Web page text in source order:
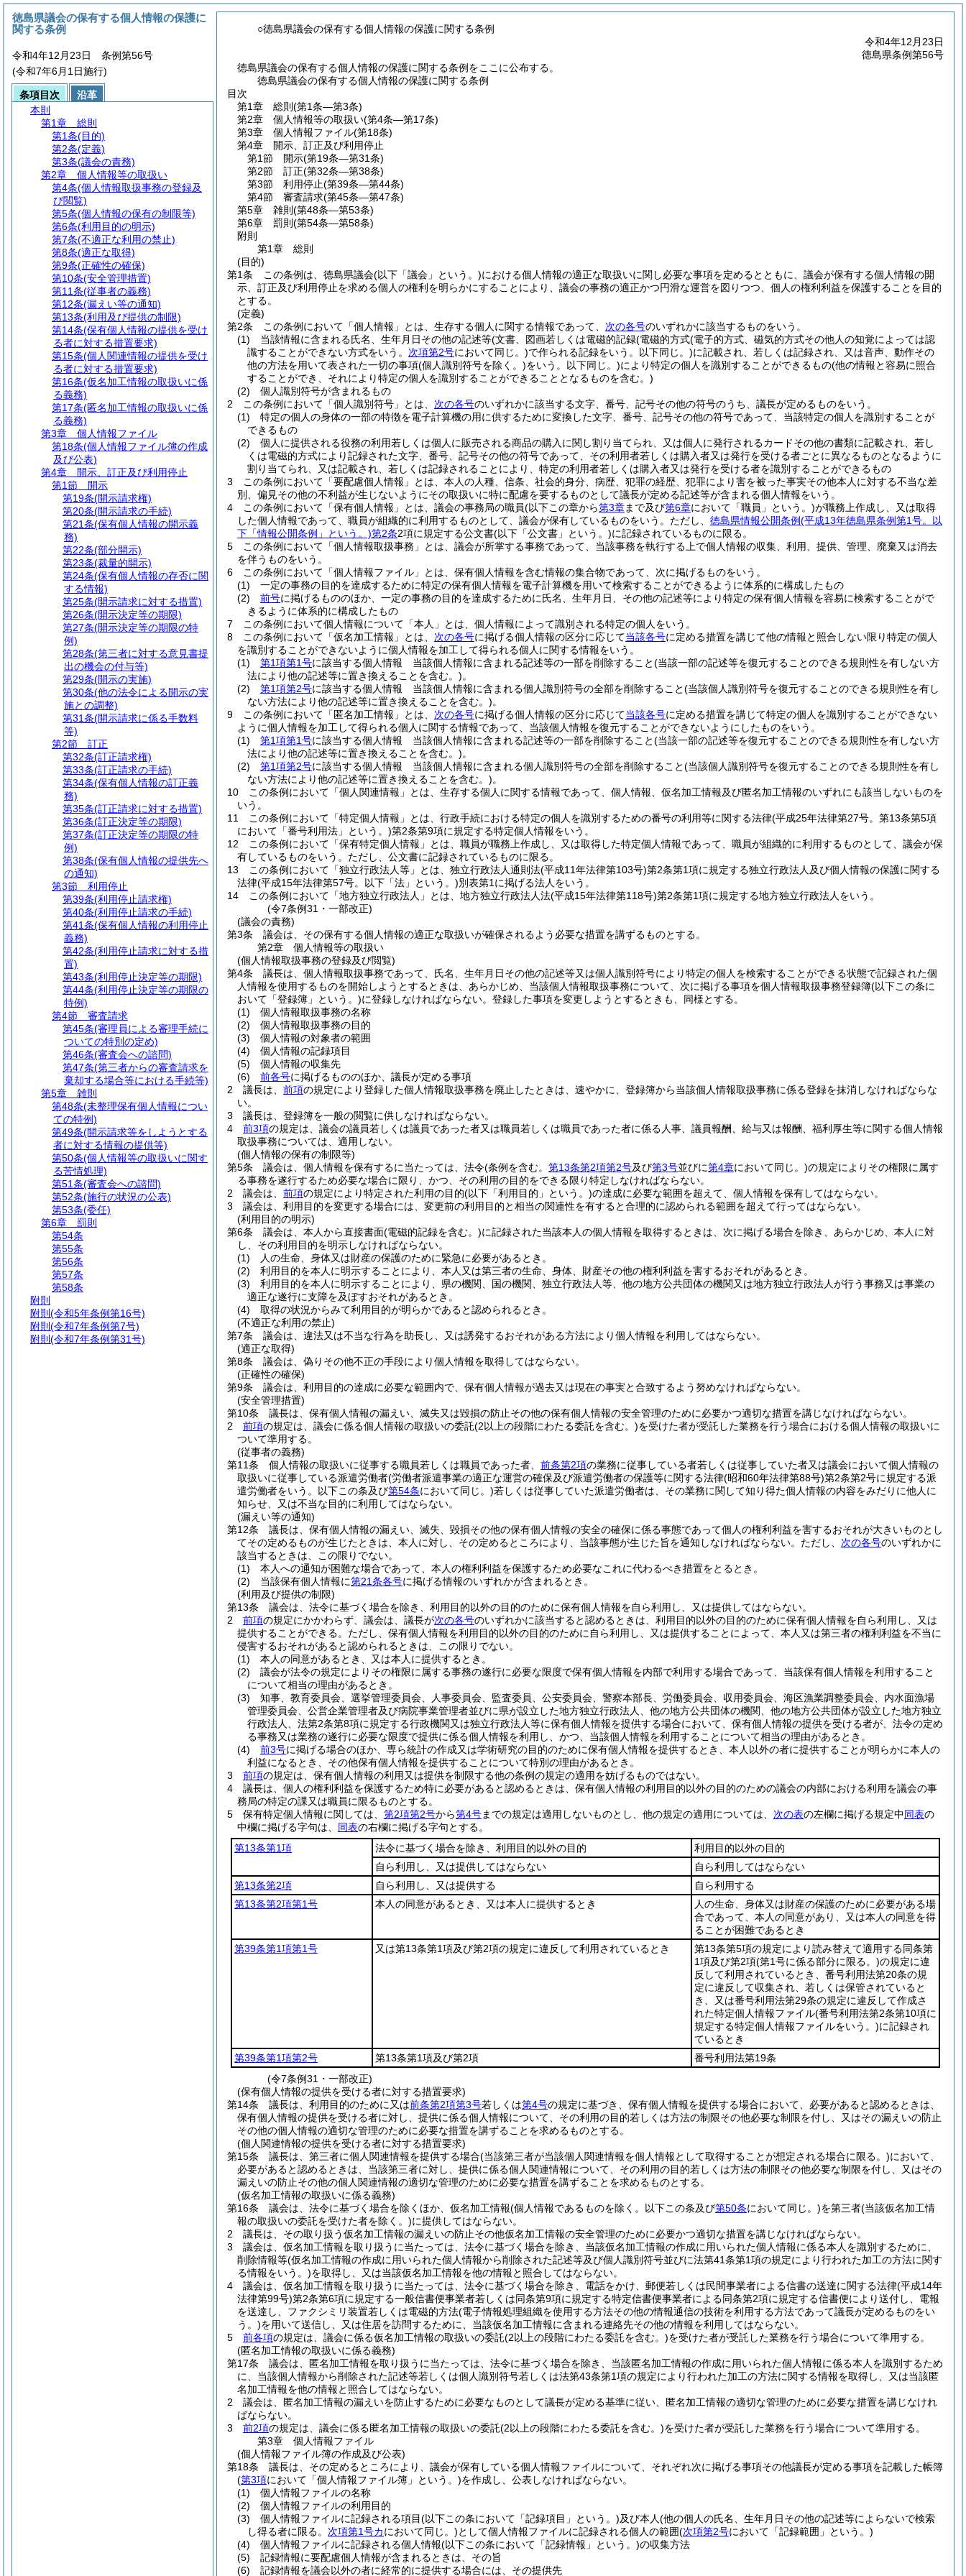
○徳島県議会の保有する個人情報の保護に関する条例
令和4年12月23日
徳島県条例第56号
徳島県議会の保有する個人情報の保護に関する条例をここに公布する。
徳島県議会の保有する個人情報の保護に関する条例
目次
第1章
総則 (第1条―第3条)
第2章
個人情報等の取扱い(第4条―第17条)
第3章
個人情報ファイル(第18条)
第4章
開示、訂正及び利用停止
第1節
開示(第19条―第31条)
第2節
訂正(第32条―第38条)
第3節
利用停止(第39条―第44条)
第4節
審査請求(第45条―第47条)
第5章
雑則 (第48条―第53条)
第6章
罰則 (第54条―第58条)
附則
第1章
総則
(目的)
第1条
この条例は、徳島県議会(以下「議会」という。)における個人情報の適正な取扱いに関し必要な事項を定めるとともに、議会が保有する個人情報の開
示、訂正及び利用停止を求める個人の権利を明らかにすることにより、議会の事務の適正かつ円滑な運営を図りつつ、個人の権利利益を保護することを目的
とする。
(定義)
第2条
この条例において「個人情報」とは、生存する個人に関する情報であって、 次の各号のいずれかに該当するものをいう。
(1)
当該情報に含まれる氏名、生年月日その他の記述等(文書、図画若しくは電磁的記録(電磁的方式(電子的方式、磁気的方式その他人の知覚によっては認
識することができない方式をいう。 次項第2号において同じ。)で作られる記録をいう。以下同じ。)に記載され、若しくは記録され、又は音声、動作その
他の方法を用いて表された一切の事項(個人識別符号を除く。)をいう。以下同じ。)により特定の個人を識別することができるもの(他の情報と容易に照合
することができ、それにより特定の個人を識別することができることとなるものを含む。)
(2)
個人識別符号が含まれるもの
2
この条例において「個人識別符号」とは、 次の各号のいずれかに該当する文字、番号、記号その他の符号のうち、議長が定めるものをいう。
(1)
特定の個人の身体の一部の特徴を電子計算機の用に供するために変換した文字、番号、記号その他の符号であって、当該特定の個人を識別することが
できるもの
(2)
個人に提供される役務の利用若しくは個人に販売される商品の購入に関し割り当てられ、又は個人に発行されるカードその他の書類に記載され、若し
くは電磁的方式により記録された文字、番号、記号その他の符号であって、その利用者若しくは購入者又は発行を受ける者ごとに異なるものとなるように
割り当てられ、又は記載され、若しくは記録されることにより、特定の利用者若しくは購入者又は発行を受ける者を識別することができるもの
3
この条例において「要配慮個人情報」とは、本人の人種、信条、社会的身分、病歴、犯罪の経歴、犯罪により害を被った事実その他本人に対する不当な差
別、偏見その他の不利益が生じないようにその取扱いに特に配慮を要するものとして議長が定める記述等が含まれる個人情報をいう。
4
この条例において「保有個人情報」とは、議会の事務局の職員(以下この章から第3章まで及び第6章において「職員」という。)が職務上作成し、又は取得
した個人情報であって、職員が組織的に利用するものとして、議会が保有しているものをいう。 ただし、 徳島県情報公開条例(平成13年徳島県条例第1号。以
下「情報公開条例」という。)第2条2項に規定する公文書(以下「公文書」という。)に記録されているものに限る。
5
この条例において「個人情報取扱事務」とは、議会が所掌する事務であって、当該事務を執行する上で個人情報の収集、利用、提供、管理、廃棄又は消去
を伴うものをいう。
6
この条例において「個人情報ファイル」とは、保有個人情報を含む情報の集合物であって、次に掲げるものをいう。
(1)
一定の事務の目的を達成するために特定の保有個人情報を電子計算機を用いて検索することができるように体系的に構成したもの
(2)
前号に掲げるもののほか、一定の事務の目的を達成するために氏名、生年月日、その他の記述等により特定の保有個人情報を容易に検索することがで
きるように体系的に構成したもの
7
この条例において個人情報について「本人」とは、個人情報によって識別される特定の個人をいう。
8
この条例において「仮名加工情報」とは、 次の各号に掲げる個人情報の区分に応じて当該各号に定める措置を講じて他の情報と照合しない限り特定の個人
を識別することができないように個人情報を加工して得られる個人に関する情報をいう。
(1)
第1項第1号に該当する個人情報 当該個人情報に含まれる記述等の一部を削除すること(当該一部の記述等を復元することのできる規則性を有しない方
法により他の記述等に置き換えることを含む。)。
(2)
第1項第2号に該当する個人情報 当該個人情報に含まれる個人識別符号の全部を削除すること(当該個人識別符号を復元することのできる規則性を有し
ない方法により他の記述等に置き換えることを含む。)。
9
この条例において「匿名加工情報」とは、 次の各号に掲げる個人情報の区分に応じて当該各号に定める措置を講じて特定の個人を識別することができない
ように個人情報を加工して得られる個人に関する情報であって、当該個人情報を復元することができないようにしたものをいう。
(1)
第1項第1号に該当する個人情報 当該個人情報に含まれる記述等の一部を削除すること(当該一部の記述等を復元することのできる規則性を有しない方
法により他の記述等に置き換えることを含む。)。
(2)
第1項第2号に該当する個人情報 当該個人情報に含まれる個人識別符号の全部を削除すること(当該個人識別符号を復元することのできる規則性を有し
ない方法により他の記述等に置き換えることを含む。)。
10
この条例において「個人関連情報」とは、生存する個人に関する情報であって、個人情報、仮名加工情報及び匿名加工情報のいずれにも該当しないものを
いう。
11
この条例において「特定個人情報」とは、行政手続における特定の個人を識別するための番号の利用等に関する法律(平成25年法律第27号。第13条第5項
において「番号利用法」という。)第2条第9項に規定する特定個人情報をいう。
12
この条例において「保有特定個人情報」とは、職員が職務上作成し、又は取得した特定個人情報であって、職員が組織的に利用するものとして、議会が保
有しているものをいう。 ただし、公文書に記録されているものに限る。
13
この条例において「独立行政法人等」とは、独立行政法人通則法(平成11年法律第103号)第2条第1項に規定する独立行政法人及び個人情報の保護に関する
法律(平成15年法律第57号。以下「法」という。)別表第1に掲げる法人をいう。
14
この条例において「地方独立行政法人」とは、地方独立行政法人法(平成15年法律第118号)第2条第1項に規定する地方独立行政法人をいう。
(令7条例31・一部改正)
(議会の責務)
第3条
議会は、その保有する個人情報の適正な取扱いが確保されるよう必要な措置を講ずるものとする。
第2章
個人情報等の取扱い
(個人情報取扱事務の登録及び閲覧)
第4条
議長は、個人情報取扱事務であって、氏名、生年月日その他の記述等又は個人識別符号により特定の個人を検索することができる状態で記録された個
人情報を使用するものを開始しようとするときは、あらかじめ、当該個人情報取扱事務について、次に掲げる事項を個人情報取扱事務登録簿(以下この条に
おいて「登録簿」という。)に登録しなければならない。 登録した事項を変更しようとするときも、同様とする。
(1)
個人情報取扱事務の名称
(2)
個人情報取扱事務の目的
(3)
個人情報の対象者の範囲
(4)
個人情報の記録項目
(5)
個人情報の収集先
(6)
前各号に掲げるもののほか、議長が定める事項
2
議長は、 前項の規定により登録した個人情報取扱事務を廃止したときは、速やかに、登録簿から当該個人情報取扱事務に係る登録を抹消しなければならな
い。
3
議長は、登録簿を一般の閲覧に供しなければならない。
4
前3項の規定は、議会の議員若しくは議員であった者又は職員若しくは職員であった者に係る人事、議員報酬、給与又は報酬、福利厚生等に関する個人情報
取扱事務については、適用しない。
(個人情報の保有の制限等)
第5条
議会は、個人情報を保有するに当たっては、法令(条例を含む。 第13条第2項第2号及び第3号並びに第4章において同じ。)の規定によりその権限に属す
る事務を遂行するため必要な場合に限り、かつ、その利用の目的をできる限り特定しなければならない。
2
議会は、 前項の規定により特定された利用の目的(以下「利用目的」という。)の達成に必要な範囲を超えて、個人情報を保有してはならない。
3
議会は、利用目的を変更する場合には、変更前の利用目的と相当の関連性を有すると合理的に認められる範囲を超えて行ってはならない。
(利用目的の明示)
第6条
議会は、本人から直接書面(電磁的記録を含む。)に記録された当該本人の個人情報を取得するときは、次に掲げる場合を除き、あらかじめ、本人に対
し、その利用目的を明示しなければならない。
(1)
人の生命、身体又は財産の保護のために緊急に必要があるとき。
(2)
利用目的を本人に明示することにより、本人又は第三者の生命、身体、財産その他の権利利益を害するおそれがあるとき。
(3)
利用目的を本人に明示することにより、県の機関、国の機関、独立行政法人等、他の地方公共団体の機関又は地方独立行政法人が行う事務又は事業の
適正な遂行に支障を及ぼすおそれがあるとき。
(4)
取得の状況からみて利用目的が明らかであると認められるとき。
(不適正な利用の禁止)
第7条
議会は、違法又は不当な行為を助長し、又は誘発するおそれがある方法により個人情報を利用してはならない。
(適正な取得)
第8条
議会は、偽りその他不正の手段により個人情報を取得してはならない。
(正確性の確保)
第9条
議会は、利用目的の達成に必要な範囲内で、保有個人情報が過去又は現在の事実と合致するよう努めなければならない。
(安全管理措置)
第10条
議長は、保有個人情報の漏えい、滅失又は毀損の防止その他の保有個人情報の安全管理のために必要かつ適切な措置を講じなければならない。
2
前項の規定は、議会に係る個人情報の取扱いの委託(2以上の段階にわたる委託を含む。)を受けた者が受託した業務を行う場合における個人情報の取扱いに
ついて準用する。
(従事者の義務)
第11条
個人情報の取扱いに従事する職員若しくは職員であった者、 前条第2項の業務に従事している者若しくは従事していた者又は議会において個人情報の
取扱いに従事している派遣労働者(労働者派遣事業の適正な運営の確保及び派遣労働者の保護等に関する法律(昭和60年法律第88号)第2条第2号に規定する派
遣労働者をいう。以下この条及び第54条において同じ。)若しくは従事していた派遣労働者は、その業務に関して知り得た個人情報の内容をみだりに他人に
知らせ、又は不当な目的に利用してはならない。
(漏えい等の通知)
第12条
議長は、保有個人情報の漏えい、滅失、毀損その他の保有個人情報の安全の確保に係る事態であって個人の権利利益を害するおそれが大きいものとし
てその定めるものが生じたときは、本人に対し、その定めるところにより、当該事態が生じた旨を通知しなければならない。 ただし、 次の各号のいずれかに
該当するときは、この限りでない。
(1)
本人への通知が困難な場合であって、本人の権利利益を保護するため必要なこれに代わるべき措置をとるとき。
(2)
当該保有個人情報に第21条各号に掲げる情報のいずれかが含まれるとき。
(利用及び提供の制限)
第13条
議会は、法令に基づく場合を除き、利用目的以外の目的のために保有個人情報を自ら利用し、又は提供してはならない。
2
前項の規定にかかわらず、議会は、議長が次の各号のいずれかに該当すると認めるときは、利用目的以外の目的のために保有個人情報を自ら利用し、又は
提供することができる。 ただし、保有個人情報を利用目的以外の目的のために自ら利用し、又は提供することによって、本人又は第三者の権利利益を不当に
侵害するおそれがあると認められるときは、この限りでない。
(1)
本人の同意があるとき、又は本人に提供するとき。
(2)
議会が法令の規定によりその権限に属する事務の遂行に必要な限度で保有個人情報を内部で利用する場合であって、当該保有個人情報を利用すること
について相当の理由があるとき。
(3)
知事、教育委員会、選挙管理委員会、人事委員会、監査委員、公安委員会、警察本部長、労働委員会、収用委員会、海区漁業調整委員会、内水面漁場
管理委員会、公営企業管理者及び病院事業管理者並びに県が設立した地方独立行政法人、他の地方公共団体の機関、他の地方公共団体が設立した地方独立
行政法人、法第2条第8項に規定する行政機関又は独立行政法人等に保有個人情報を提供する場合において、保有個人情報の提供を受ける者が、法令の定め
る事務又は業務の遂行に必要な限度で提供に係る個人情報を利用し、かつ、当該個人情報を利用することについて相当の理由があるとき。
(4)
前3号に掲げる場合のほか、専ら統計の作成又は学術研究の目的のために保有個人情報を提供するとき、本人以外の者に提供することが明らかに本人の
利益になるとき、その他保有個人情報を提供することについて特別の理由があるとき。
3
前項の規定は、保有個人情報の利用又は提供を制限する他の条例の規定の適用を妨げるものではない。
4
議長は、個人の権利利益を保護するため特に必要があると認めるときは、保有個人情報の利用目的以外の目的のための議会の内部における利用を議会の事
務局の特定の課又は職員に限るものとする。
5
保有特定個人情報に関しては、 第2項第2号から第4号までの規定は適用しないものとし、他の規定の適用については、 次の表の左欄に掲げる規定中同表の
中欄に掲げる字句は、 同表の右欄に掲げる字句とする。
第13条第1項
法令に基づく場合を除き、利用目的以外の目的
利用目的以外の目的
自ら利用し、又は提供してはならない
自ら利用してはならない
第13条第2項
自ら利用し、又は提供する
自ら利用する
第13条第2項第1号
本人の同意があるとき、又は本人に提供するとき
人の生命、身体又は財産の保護のために必要がある場
合であって、本人の同意があり、又は本人の同意を得
ることが困難であるとき
第39条第1項第1号
又は第13条第1項及び第2項の規定に違反して利用されているとき
第13条第5項の規定により読み替えて適用する同条第
1項及び第2項(第1号に係る部分に限る。)の規定に違
反して利用されているとき、番号利用法第20条の規
定に違反して収集され、若しくは保管されていると
き、又は番号利用法第29条の規定に違反して作成さ
れた特定個人情報ファイル(番号利用法第2条第10項に
規定する特定個人情報ファイルをいう。)に記録され
ているとき
第39条第1項第2号
第13条第1項及び第2項
番号利用法第19条
(令7条例31・一部改正)
(保有個人情報の提供を受ける者に対する措置要求)
第14条
議長は、利用目的のために又は前条第2項第3号若しくは第4号の規定に基づき、保有個人情報を提供する場合において、必要があると認めるときは、
保有個人情報の提供を受ける者に対し、提供に係る個人情報について、その利用の目的若しくは方法の制限その他必要な制限を付し、又はその漏えいの防止
その他の個人情報の適切な管理のために必要な措置を講ずることを求めるものとする。
(個人関連情報の提供を受ける者に対する措置要求)
第15条
議長は、第三者に個人関連情報を提供する場合(当該第三者が当該個人関連情報を個人情報として取得することが想定される場合に限る。)において、
必要があると認めるときは、当該第三者に対し、提供に係る個人関連情報について、その利用の目的若しくは方法の制限その他必要な制限を付し、又はその
漏えいの防止その他の個人関連情報の適切な管理のために必要な措置を講ずることを求めるものとする。
(仮名加工情報の取扱いに係る義務)
第16条
議会は、法令に基づく場合を除くほか、仮名加工情報(個人情報であるものを除く。以下この条及び第50条において同じ。)を第三者(当該仮名加工情
報の取扱いの委託を受けた者を除く。)に提供してはならない。
2
議長は、その取り扱う仮名加工情報の漏えいの防止その他仮名加工情報の安全管理のために必要かつ適切な措置を講じなければならない。
3
議会は、仮名加工情報を取り扱うに当たっては、法令に基づく場合を除き、当該仮名加工情報の作成に用いられた個人情報に係る本人を識別するために、
削除情報等(仮名加工情報の作成に用いられた個人情報から削除された記述等及び個人識別符号並びに法第41条第1項の規定により行われた加工の方法に関す
る情報をいう。)を取得し、又は当該仮名加工情報を他の情報と照合してはならない。
4
議会は、仮名加工情報を取り扱うに当たっては、法令に基づく場合を除き、電話をかけ、郵便若しくは民間事業者による信書の送達に関する法律(平成14年
法律第99号)第2条第6項に規定する一般信書便事業者若しくは同条第9項に規定する特定信書便事業者による同条第2項に規定する信書便により送付し、電報
を送達し、ファクシミリ装置若しくは電磁的方法(電子情報処理組織を使用する方法その他の情報通信の技術を利用する方法であって議長が定めるものをい
う。)を用いて送信し、又は住居を訪問するために、当該仮名加工情報に含まれる連絡先その他の情報を利用してはならない。
5
前各項の規定は、議会に係る仮名加工情報の取扱いの委託(2以上の段階にわたる委託を含む。)を受けた者が受託した業務を行う場合について準用する。
(匿名加工情報の取扱いに係る義務)
第17条
議会は、匿名加工情報を取り扱うに当たっては、法令に基づく場合を除き、当該匿名加工情報の作成に用いられた個人情報に係る本人を識別するため
に、当該個人情報から削除された記述等若しくは個人識別符号若しくは法第43条第1項の規定により行われた加工の方法に関する情報を取得し、又は当該匿
名加工情報を他の情報と照合してはならない。
2
議会は、匿名加工情報の漏えいを防止するために必要なものとして議長が定める基準に従い、匿名加工情報の適切な管理のために必要な措置を講じなけれ
ばならない。
3
前2項の規定は、議会に係る匿名加工情報の取扱いの委託(2以上の段階にわたる委託を含む。)を受けた者が受託した業務を行う場合について準用する。
第3章
個人情報ファイル
(個人情報ファイル簿の作成及び公表)
第18条
議長は、その定めるところにより、議会が保有している個人情報ファイルについて、それぞれ次に掲げる事項その他議長が定める事項を記載した帳簿
(第3項において「個人情報ファイル簿」という。)を作成し、公表しなければならない。
(1)
個人情報ファイルの名称
(2)
個人情報ファイルの利用目的
(3)
個人情報ファイルに記録される項目(以下この条において「記録項目」という。)及び本人(他の個人の氏名、生年月日その他の記述等によらないで検索
し得る者に限る。 次項第1号カにおいて同じ。)として個人情報ファイルに記録される個人の範囲(次項第2号において「記録範囲」という。)
(4)
個人情報ファイルに記録される個人情報(以下この条において「記録情報」という。)の収集方法
(5)
記録情報に要配慮個人情報が含まれるときは、その旨
(6)
記録情報を議会以外の者に経常的に提供する場合には、その提供先
徳島県議会の保有する個人情報の保護に
関する条例
令和4年12月23日 条例第56号
(令和7年6月1日施行)
条項目次
沿革
本則
第1章
総則
第1条(目的)
第2条(定義)
第3条(議会の責務)
第2章
個人情報等の取扱い
第4条(個人情報取扱事務の登録及
び閲覧)
第5条(個人情報の保有の制限等)
第6条(利用目的の明示)
第7条(不適正な利用の禁止)
第8条(適正な取得)
第9条(正確性の確保)
第10条(安全管理措置)
第11条(従事者の義務)
第12条(漏えい等の通知)
第13条(利用及び提供の制限)
第14条(保有個人情報の提供を受け
る者に対する措置要求)
第15条(個人関連情報の提供を受け
る者に対する措置要求)
第16条(仮名加工情報の取扱いに係
る義務)
第17条(匿名加工情報の取扱いに係
る義務)
第3章
個人情報ファイル
第18条(個人情報ファイル簿の作成
及び公表)
第4章
開示、訂正及び利用停止
第1節
開示
第19条(開示請求権)
第20条(開示請求の手続)
第21条(保有個人情報の開示義
務)
第22条(部分開示)
第23条(裁量的開示)
第24条(保有個人情報の存否に関
する情報)
第25条(開示請求に対する措置)
第26条(開示決定等の期限)
第27条(開示決定等の期限の特
例)
第28条(第三者に対する意見書提
出の機会の付与等)
第29条(開示の実施)
第30条(他の法令による開示の実
施との調整)
第31条(開示請求に係る手数料
等)
第2節
訂正
第32条(訂正請求権)
第33条(訂正請求の手続)
第34条(保有個人情報の訂正義
務)
第35条(訂正請求に対する措置)
第36条(訂正決定等の期限)
第37条(訂正決定等の期限の特
例)
第38条(保有個人情報の提供先へ
の通知)
第3節
利用停止
第39条(利用停止請求権)
第40条(利用停止請求の手続)
第41条(保有個人情報の利用停止
義務)
第42条(利用停止請求に対する措
置)
第43条(利用停止決定等の期限)
第44条(利用停止決定等の期限の
特例)
第4節
審査請求
第45条(審理員による審理手続に
ついての特別の定め)
第46条(審査会への諮問)
第47条(第三者からの審査請求を
棄却する場合等における手続等)
第5章
雑則
第48条(未整理保有個人情報につい
ての特例)
第49条(開示請求等をしようとする
者に対する情報の提供等)
第50条(個人情報等の取扱いに関す
る苦情処理)
第51条(審査会への諮問)
第52条(施行の状況の公表)
第53条(委任)
第6章
罰則
第54条
第55条
第56条
第57条
第58条
附則
附則 (令和5年条例第16号)
附則 (令和7年条例第7号)
附則 (令和7年条例第31号)